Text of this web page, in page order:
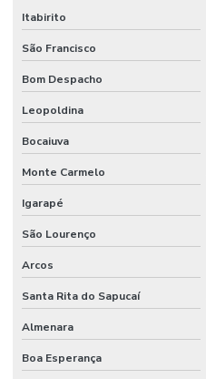
Itabirito
São Francisco
Bom Despacho
Leopoldina
Bocaiuva
Monte Carmelo
Igarapé
São Lourenço
Arcos
Santa Rita do Sapucaí
Almenara
Boa Esperança